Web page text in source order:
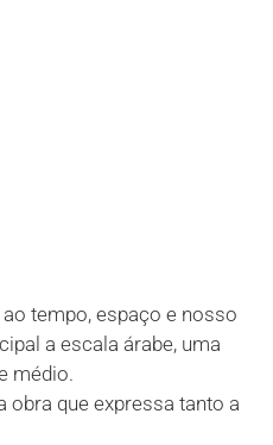
tempo, espaço e nosso
a escala árabe, uma
médio.
que expressa tanto a